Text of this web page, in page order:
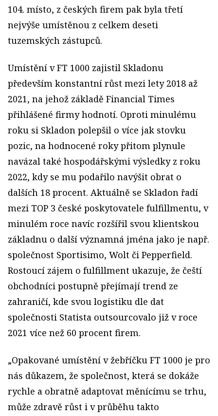
104. místo, z českých firem pak byla třetí
nejvýše umístěnou z celkem deseti
tuzemských zástupců.
Umístění v FT 1000 zajistil Skladonu
především konstantní růst mezi lety 2018 až
2021, na jehož základě Financial Times
přihlášené firmy hodnotí. Oproti minulému
roku si Skladon polepšil o více jak stovku
pozic, na hodnocené roky přitom plynule
navázal také hospodářskými výsledky z roku
2022, kdy se mu podařilo navýšit obrat o
dalších 18 procent. Aktuálně se Skladon řadí
mezi TOP 3 české poskytovatele fulfillmentu, v
minulém roce navíc rozšířil svou klientskou
základnu o další významná jména jako je např.
společnost Sportisimo, Wolt či Pepperfield.
Rostoucí zájem o fulfillment ukazuje, že čeští
obchodníci postupně přejímají trend ze
zahraničí, kde svou logistiku dle dat
společnosti Statista outsourcovalo již v roce
2021 více než 60 procent firem.
„Opakované umístění v žebříčku FT 1000 je pro
nás důkazem, že společnost, která se dokáže
rychle a obratně adaptovat měnícímu se trhu,
může zdravě růst i v průběhu takto